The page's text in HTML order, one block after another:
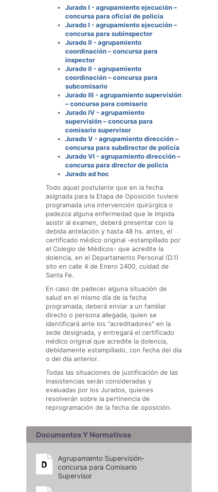
Jurado I - agrupamiento ejecución –
concursa para oficial de policía
Jurado I - agrupamiento ejecución –
concursa para subinspector
Jurado II - agrupamiento
coordinación – concursa para
inspector
Jurado II - agrupamiento
coordinación – concursa para
subcomisario
Jurado III - agrupamiento supervisión
– concursa para comisario
Jurado IV - agrupamiento
supervisión – concursa para
comisario supervisor
Jurado V - agrupamiento dirección –
concursa para subdirector de policía
Jurado VI - agrupamiento dirección –
concursa para director de policía
Jurado ad hoc
Todo aquel postulante que en la fecha
asignada para la Etapa de Oposición tuviere
programada una intervención quirúrgica o
padezca alguna enfermedad que le impida
asistir al examen, deberá presentar con la
debida antelación y hasta 48 hs. antes, el
certificado médico original -estampillado por
el Colegio de Médicos- que acredite la
dolencia, en el Departamento Personal (D.1)
sito en calle 4 de Enero 2400, cuidad de
Santa Fe.
En caso de padecer alguna situación de
salud en el mismo día de la fecha
programada, deberá enviar a un familiar
directo o persona allegada, quien se
identificará ante los "acreditadores" en la
sede designada, y entregará el certificado
médico original que acredite la dolencia,
debidamente estampillado, con fecha del día
o del día anterior.
Todas las situaciones de justificación de las
inasistencias serán consideradas y
evaluadas por los Jurados, quienes
resolverán sobre la pertinencia de
reprogramación de la fecha de oposición.
Documentos Y Normativas
Agrupamiento Supervisión-
concursa para Comisario
Supervisor